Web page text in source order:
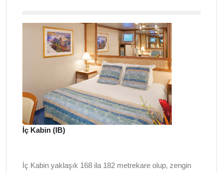
İç Kabin (IB)
İç Kabin yaklaşık 168 ila 182 metrekare olup, zengin